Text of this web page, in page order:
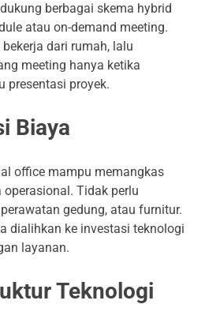
berbagai skema hybrid
atau on-demand meeting.
dari rumah, lalu
meeting hanya ketika
presentasi proyek.
Biaya
office mampu memangkas
operasional. Tidak perlu
gedung, atau furnitur.
dialihkan ke investasi teknologi
layanan.
Teknologi